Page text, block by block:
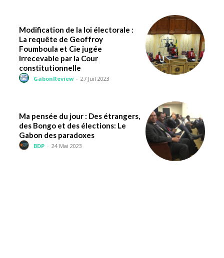
Modification de la loi électorale :
La requête de Geoffroy
Foumboula et Cie jugée
irrecevable par la Cour
constitutionnelle
GabonReview - 27 Juil 2023
Ma pensée du jour : Des étrangers,
des Bongo et des élections: Le
Gabon des paradoxes
BDP - 24 Mai 2023